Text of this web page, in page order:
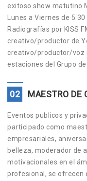
exitoso show matutino
Lunes a Viernes de
Radiografías por KISS
creativo/productor de
creativo/productor/voz
estaciones del Grupo
02 MAESTRO DE
Eventos publicos y
participado como
empresariales,
belleza, moderador de
motivacionales en el
profesional, se ofrecen